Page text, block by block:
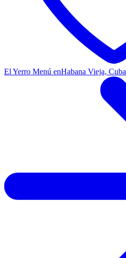
El Yerro Menú enHabana Vieja, Cuba